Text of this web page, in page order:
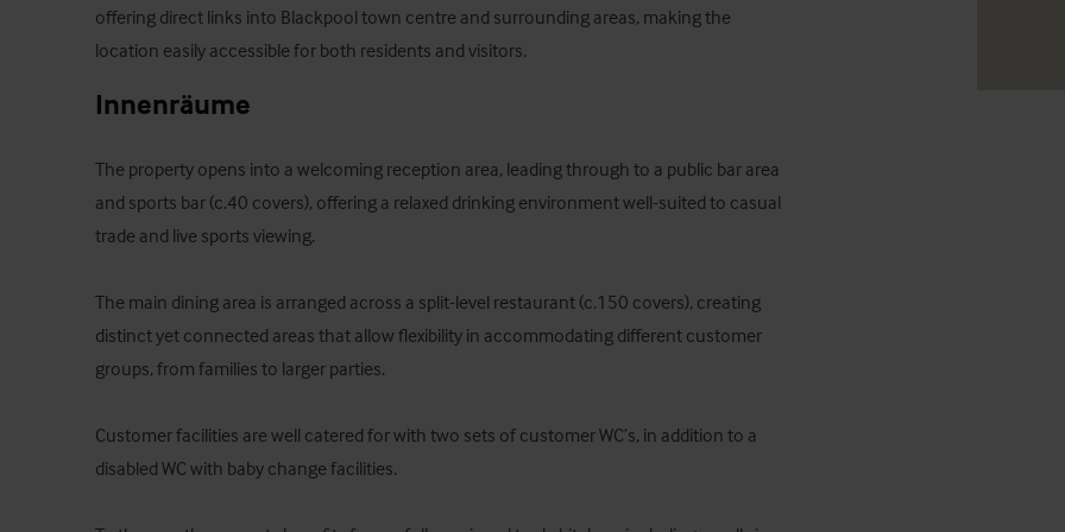
offering direct links into Blackpool town centre and surrounding areas, making the
location easily accessible for both residents and visitors.
Innenräume
The property opens into a welcoming reception area, leading through to a public bar area
and sports bar (c.40 covers), offering a relaxed drinking environment well-suited to casual
trade and live sports viewing.
The main dining area is arranged across a split-level restaurant (c.150 covers), creating
distinct yet connected areas that allow flexibility in accommodating different customer
groups, from families to larger parties.
Customer facilities are well catered for with two sets of customer WC’s, in addition to a
disabled WC with baby change facilities.